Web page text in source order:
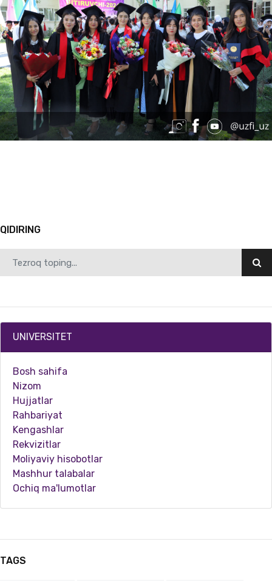
07.19.2024 5222
Ilk bitiruvchilarga diplom berildi
O‘zbekiston-Finlandiya pedagogika instituti o‘zining ilk bitiruvchilarini katta hayotga k…
07.19.2024 4565
Tarbiya bergan ota-onangizga rahmat!
QIDIRING
UNIVERSITET
Bosh sahifa
Nizom
Hujjatlar
Rahbariyat
Kengashlar
Rekvizitlar
Moliyaviy hisobotlar
Mashhur talabalar
Ochiq ma'lumotlar
TAGS